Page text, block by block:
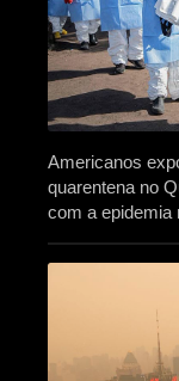
Americanos
quarentena no
com a epidemia